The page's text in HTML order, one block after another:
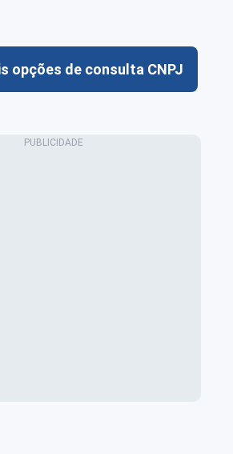
opções de consulta CNPJ